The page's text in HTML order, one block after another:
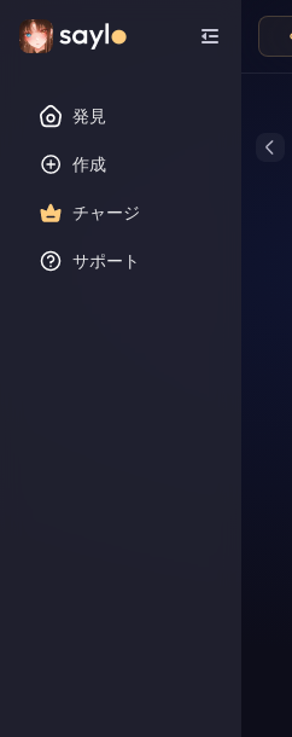
発見
作成
チャージ
サポート